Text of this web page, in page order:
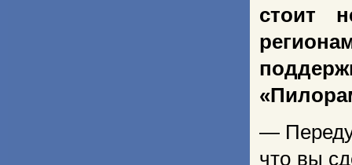
стоит
—
что вы